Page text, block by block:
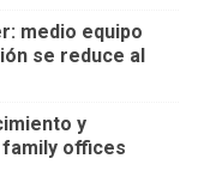
medio equipo
se reduce al
y
offices